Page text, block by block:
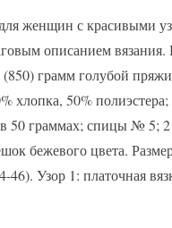
женщин с красивыми
описанием вязания.
(850) грамм голубой
хлопка, 50%
50 граммах; спицы № 5;
бежевого цвета.
46). Узор 1: платочная